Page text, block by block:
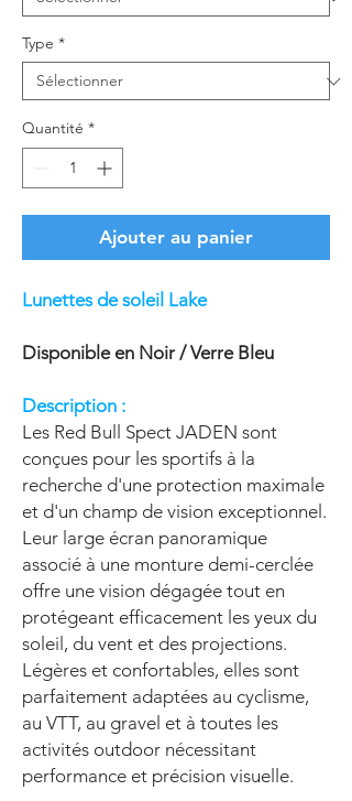
Type *
Quantité *
Ajouter au panier
Lunettes de soleil Lake
Disponible en Noir / Verre Bleu
Description :
Les Red Bull Spect JADEN sont
conçues pour les sportifs à la
recherche d'une protection maximale
et d'un champ de vision exceptionnel.
Leur large écran panoramique
associé à une monture demi-cerclée
offre une vision dégagée tout en
protégeant efficacement les yeux du
soleil, du vent et des projections.
Légères et confortables, elles sont
parfaitement adaptées au cyclisme,
au VTT, au gravel et à toutes les
activités outdoor nécessitant
performance et précision visuelle.